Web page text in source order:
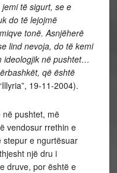
të sigurt, se e
do të lejojmë
tonë. Asnjëherë
lind nevoja, do të kemi
ideologjik në pushtet…
që është
19-11-2004).
në pushtet, më
vendosur rrethin e
stepur e ngurtësuar
një dru i
druve, por është e